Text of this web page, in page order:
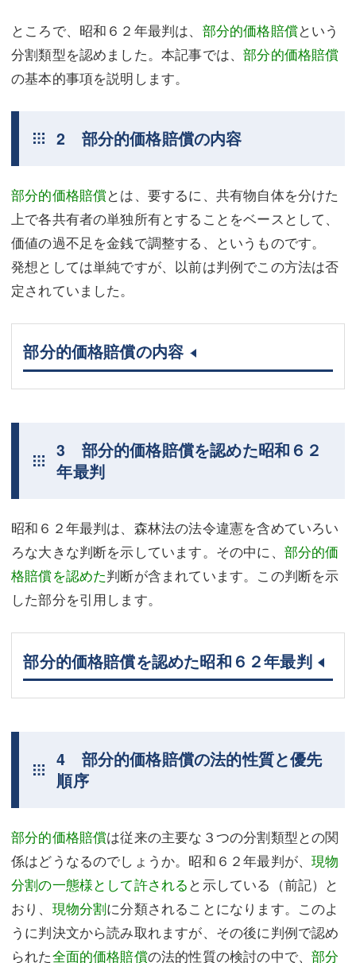
ところで、昭和６２年最判は、 部分的価格賠償という
分割類型を認めました。本記事では、部分的価格賠償
の基本的事項を説明します。
2 部分的価格賠償の内容
部分的価格賠償とは、要するに、共有物自体を分けた
上で各共有者の単独所有とすることをベースとして、
価値の過不足を金銭で調整する、というものです。
発想としては単純ですが、以前は判例でこの方法は否
定されていました。
部分的価格賠償の内容
3 部分的価格賠償を認めた昭和６２
年最判
昭和６２年最判は、森林法の法令違憲を含めていろい
ろな大きな判断を示しています。その中に、 部分的価
格賠償を認めた判断が含まれています。この判断を示
した部分を引用します。
部分的価格賠償を認めた昭和６２年最判
4 部分的価格賠償の法的性質と優先
順序
部分的価格賠償は従来の主要な３つの分割類型との関
係はどうなるのでしょうか。昭和６２年最判が、現物
分割の一態様として許される と示している（前記）と
おり、 現物分割に分類されることになります。このよ
うに判決文から読み取れますが、その後に判例で認め
られた全面的価格賠償の法的性質の検討の中で、部分